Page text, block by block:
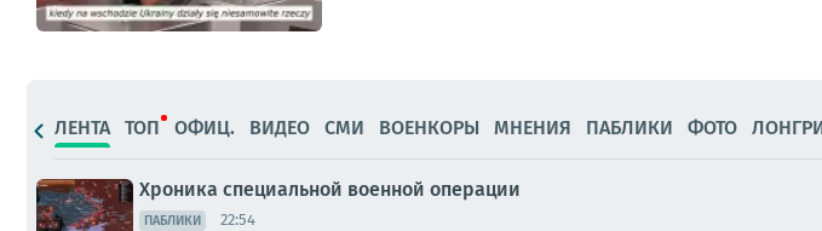
ЛЕНТА ТОП ОФИЦ. ВИДЕО СМИ ВОЕНКОРЫ МНЕНИЯ ПАБЛИКИ ФОТО
Хроника специальной военной операции
ПАБЛИКИ 22:54